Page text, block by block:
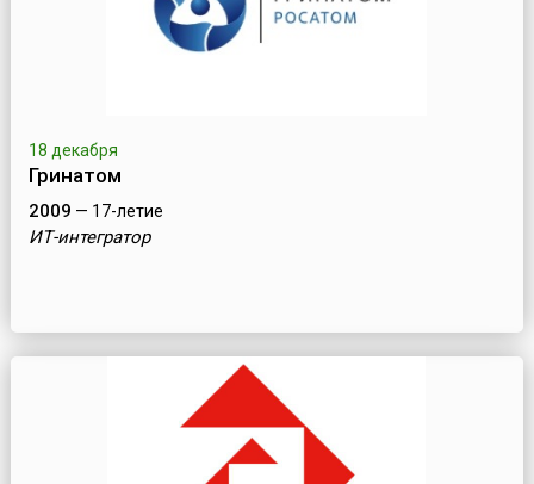
18 декабря
Гринатом
2009 — 17-летие
ИТ-интегратор